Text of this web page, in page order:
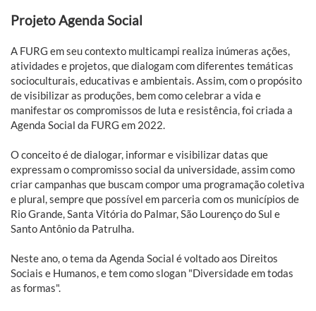
Projeto Agenda Social
A FURG em seu contexto multicampi realiza inúmeras ações,
atividades e projetos, que dialogam com diferentes temáticas
socioculturais, educativas e ambientais. Assim, com o propósito
de visibilizar as produções, bem como celebrar a vida e
manifestar os compromissos de luta e resistência, foi criada a
Agenda Social da FURG em 2022.
O conceito é de dialogar, informar e visibilizar datas que
expressam o compromisso social da universidade, assim como
criar campanhas que buscam compor uma programação coletiva
e plural, sempre que possível em parceria com os municípios de
Rio Grande, Santa Vitória do Palmar, São Lourenço do Sul e
Santo Antônio da Patrulha.
Neste ano, o tema da Agenda Social é voltado aos Direitos
Sociais e Humanos, e tem como slogan "Diversidade em todas
as formas".